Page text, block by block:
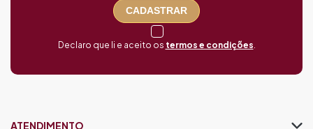
CADASTRAR
Declaro que li e aceito os termos e condições
ATENDIMENTO